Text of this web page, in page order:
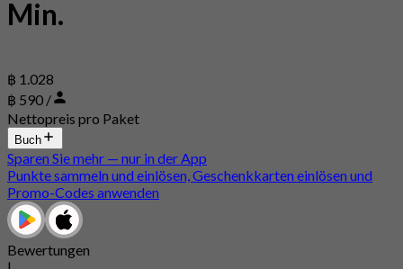
Min.
฿ 1.028
฿ 590 /
Nettopreis pro Paket
Buch
Sparen Sie mehr — nur in der App
Punkte sammeln und einlösen, Geschenkkarten einlösen und
Promo-Codes anwenden
Bewertungen